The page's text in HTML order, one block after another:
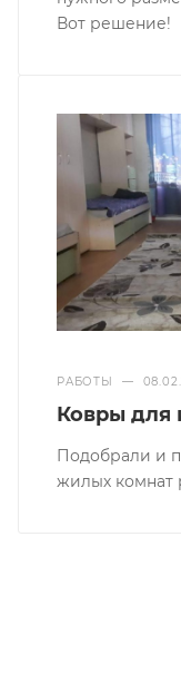
Вот решение!
РАБОТЫ —
Ковры для
Подобрали и
жилых комнат